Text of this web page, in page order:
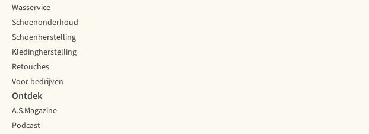
Wasservice
Schoenonderhoud
Schoenherstelling
Kledingherstelling
Retouches
Voor bedrijven
Ontdek
A.S.Magazine
Podcast